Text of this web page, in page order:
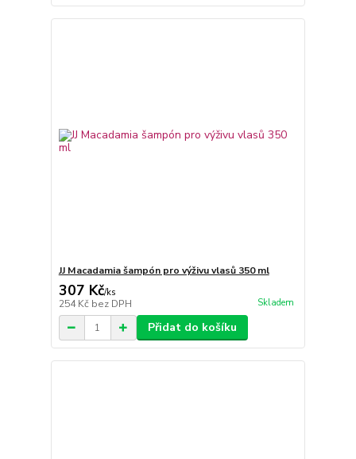
JJ Macadamia šampón pro výživu vlasů 350 ml
307 Kč/ks
254 Kč bez DPH Skladem
Přidat do košíku